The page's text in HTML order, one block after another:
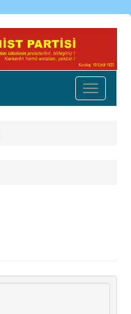
Toggle